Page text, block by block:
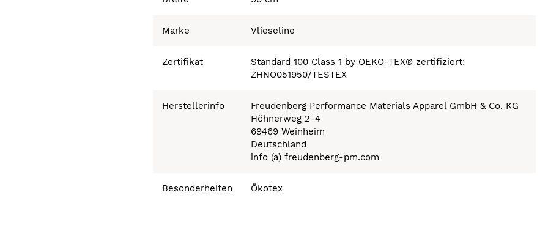
Marke Vlieseline
Zertifikat
Standard 100 Class 1 by OEKO-TEX® zertifiziert:
ZHNO051950/TESTEX
Herstellerinfo
Freudenberg Performance Materials Apparel GmbH & Co. KG
Höhnerweg 2-4
69469 Weinheim
Deutschland
info (a) freudenberg-pm.com
Besonderheiten Ökotex